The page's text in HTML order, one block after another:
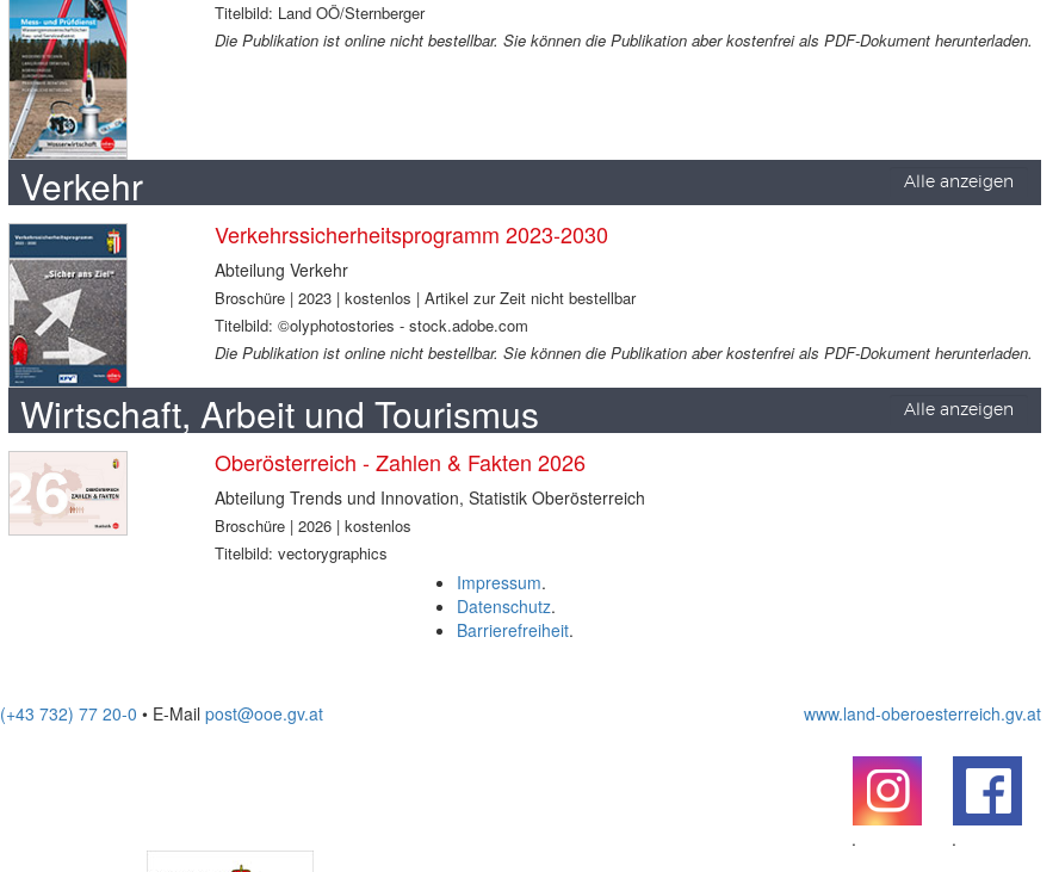
Titelbild: Land OÖ/Sternberger
Die Publikation ist online nicht bestellbar. Sie können die Publikation aber kostenfrei als PDF-Dokument herunterladen.
Verkehr Alle anzeigen
Verkehrssicherheitsprogramm 2023-2030
Abteilung Verkehr
Broschüre | 2023 | kostenlos | Artikel zur Zeit nicht bestellbar
Titelbild: ©olyphotostories - stock.adobe.com
Die Publikation ist online nicht bestellbar. Sie können die Publikation aber kostenfrei als PDF-Dokument herunterladen.
Wirtschaft, Arbeit und Tourismus Alle anzeigen
Oberösterreich - Zahlen & Fakten 2026
Abteilung Trends und Innovation, Statistik Oberösterreich
Broschüre | 2026 | kostenlos
Titelbild: vectorygraphics
Impressum.
Datenschutz.
Barrierefreiheit.
(+43 732) 77 20-0 • E-Mail post@ooe.gv.at www.land-oberoesterreich.gv.at
.
.